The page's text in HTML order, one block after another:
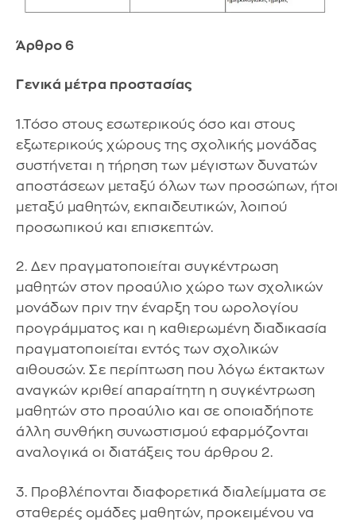
Άρθρο 6
Γενικά μέτρα προστασίας
1.Τόσο στους εσωτερικούς όσο και στους
εξωτερικούς χώρους της σχολικής μονάδας
συστήνεται η τήρηση των μέγιστων δυνατών
αποστάσεων μεταξύ όλων των προσώπων, ήτοι
μεταξύ μαθητών, εκπαιδευτικών, λοιπού
προσωπικού και επισκεπτών.
2. Δεν πραγματοποιείται συγκέντρωση
μαθητών στον προαύλιο χώρο των σχολικών
μονάδων πριν την έναρξη του ωρολογίου
προγράμματος και η καθιερωμένη διαδικασία
πραγματοποιείται εντός των σχολικών
αιθουσών. Σε περίπτωση που λόγω έκτακτων
αναγκών κριθεί απαραίτητη η συγκέντρωση
μαθητών στο προαύλιο και σε οποιαδήποτε
άλλη συνθήκη συνωστισμού εφαρμόζονται
αναλογικά οι διατάξεις του άρθρου 2.
3. Προβλέπονται διαφορετικά διαλείμματα σε
σταθερές ομάδες μαθητών, προκειμένου να